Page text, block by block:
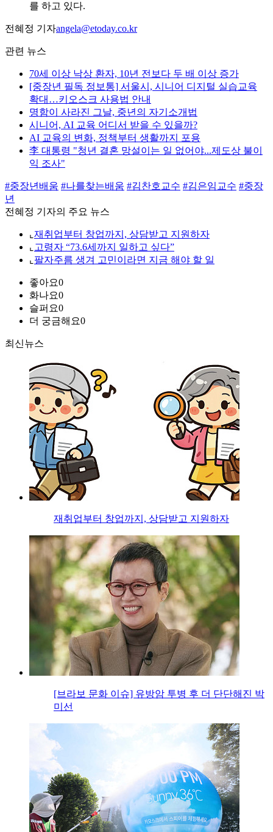
를 하고 있다.
전혜정 기자angela@etoday.co.kr
관련 뉴스
70세 이상 낙상 환자, 10년 전보다 두 배 이상 증가
[중장년 필독 정보통] 서울시, 시니어 디지털 실습교육
확대…키오스크 사용법 안내
명함이 사라진 그날, 중년의 자기소개법
시니어, AI 교육 어디서 받을 수 있을까?
AI 교육의 변화, 정책부터 생활까지 포용
李 대통령 "청년 결혼 망설이는 일 없어야...제도상 불이
익 조사"
#중장년배움 #나를찾는배움 #김찬호교수 #김은임교수 #중장
년
전혜정 기자의 주요 뉴스
⌞ 재취업부터 창업까지, 상담받고 지원하자
⌞ 고령자 “73.6세까지 일하고 싶다”
⌞ 팔자주름 생겨 고민이라면 지금 해야 할 일
좋아요0
화나요0
슬퍼요0
더 궁금해요0
최신뉴스
재취업부터 창업까지, 상담받고 지원하자
[브라보 문화 이슈] 유방암 투병 후 더 단단해진 박
미선